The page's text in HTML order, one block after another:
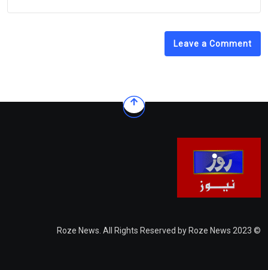
Leave a Comment
© 2023 Roze News. All Rights Reserved by Roze News